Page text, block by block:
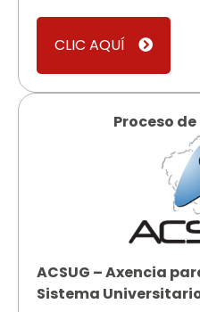
CLIC AQUÍ
Proceso
ACSUG – Axencia
Sistema